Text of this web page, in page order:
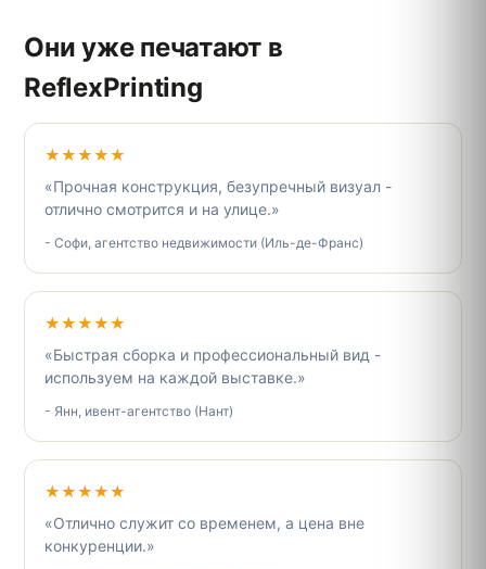
Они уже печатают в
ReflexPrinting
★★★★★
«Прочная конструкция, безупречный визуал -
отлично смотрится и на улице.»
- Софи, агентство недвижимости (Иль-де-Франс)
★★★★★
«Быстрая сборка и профессиональный вид -
используем на каждой выставке.»
- Янн, ивент-агентство (Нант)
★★★★★
«Отлично служит со временем, а цена вне
конкуренции.»